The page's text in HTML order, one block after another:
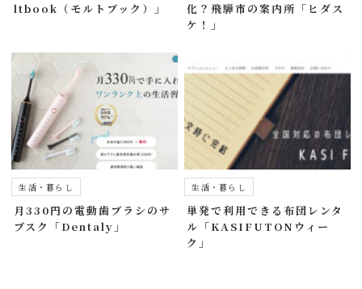
ltbook（モルトブック）」
化？飛騨市の案内所「ヒダス
ケ！」
生活・暮らし
月330円の電動歯ブラシのサ
ブスク「Dentaly」
生活・暮らし
単発で利用できる布団レンタ
ル「KASIFUTONウィー
ク」